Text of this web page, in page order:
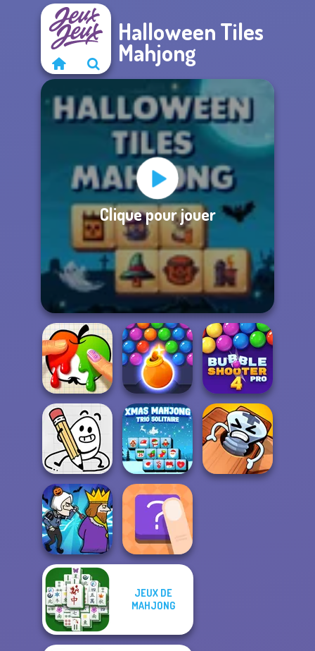
Halloween Tiles
Mahjong
Clique pour jouer
Paint It
Bubble Shooter
HD 3
Bubble Shooter
Pro 4
Egg Adventure
Xmas Mahjong
Trio Solitaire
Murder
JEUX DE
MAHJONG